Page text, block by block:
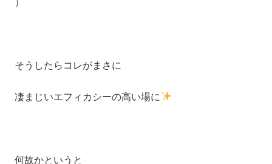
そうしたらコレがまさに
凄まじいエフィカシーの高い場に
何故かというと